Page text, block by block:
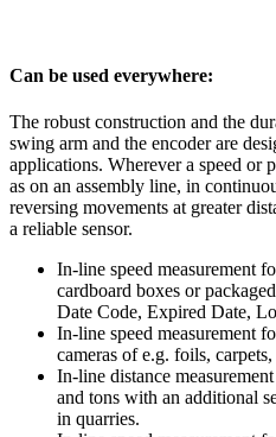
Can be used everywhere:
The robust construction and the
swing arm and the encoder are
applications. Wherever a speed or
as on an assembly line, in
reversing movements at greater
a reliable sensor.
In-line speed measurement
cardboard boxes or
Date Code, Expired Date,
In-line speed measurement
cameras of e.g. foils,
In-line distance
and tons with an additional
in quarries.